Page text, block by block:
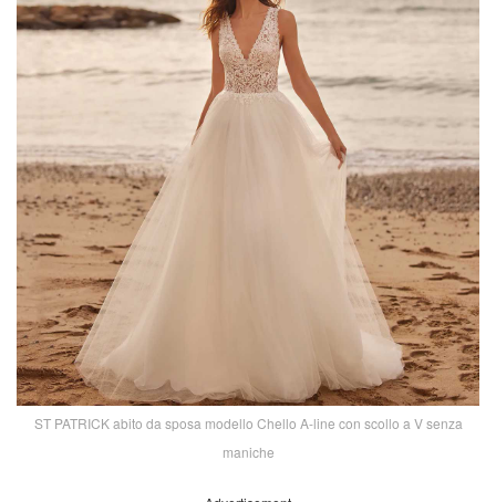
ST PATRICK abito da sposa modello Chello A-line con scollo a V senza
maniche